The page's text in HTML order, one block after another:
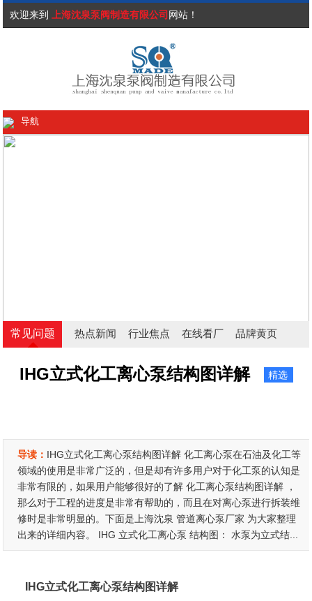
欢迎来到 上海沈泉泵阀制造有限公司 网站！
导航
常见问题 热点新闻 行业焦点 在线看厂 品牌黄页
IHG立式化工离心泵结构图详解 精选
导读： IHG立式化工离心泵结构图详解 化工离心泵在石油及化工等
领域的使用是非常广泛的，但是却有许多用户对于化工泵的认知是
非常有限的，如果用户能够很好的了解 化工离心泵结构图详解 ，
那么对于工程的进度是非常有帮助的，而且在对离心泵进行拆装维
修时是非常明显的。下面是上海沈泉 管道离心泵厂家 为大家整理
出来的详细内容。 IHG 立式化工离心泵 结构图： 水泵为立式结...
IHG立式化工离心泵结构图详解